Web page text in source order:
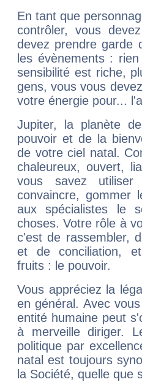
En tant que
contrôler, vous
devez prendre garde
les évènements :
sensibilité est riche,
gens, vous vous
votre énergie pour...
Jupiter, la planète
pouvoir et de la
de votre ciel natal.
chaleureux, ouvert,
vous savez
convaincre, gommer
aux spécialistes le
choses. Votre rôle à
c'est de rassembler,
et de conciliation,
fruits : le pouvoir.
Vous appréciez la
en général. Avec
entité humaine peut
à merveille diriger.
politique par
natal est toujours
la Société, quelle que